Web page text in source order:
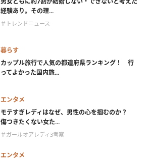
経験あり。その理...
＃トレンドニュース
暮らす
カップル旅行で人気の都道府県ランキング！ 行
ってよかった国内旅...
エンタメ
モテすぎレディはなぜ、男性の心を掴むのか？
傷つきたくない女た...
＃ガールオアレディ3考察
エンタメ